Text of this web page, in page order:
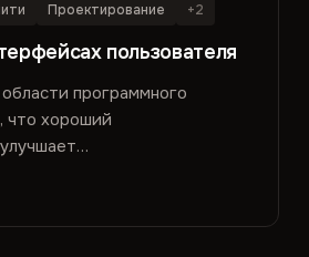
Проектирование +2
пользователя
программного
что хороший